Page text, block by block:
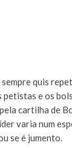
quis
petistas e os
cartilha de
varia num
se é jumento.